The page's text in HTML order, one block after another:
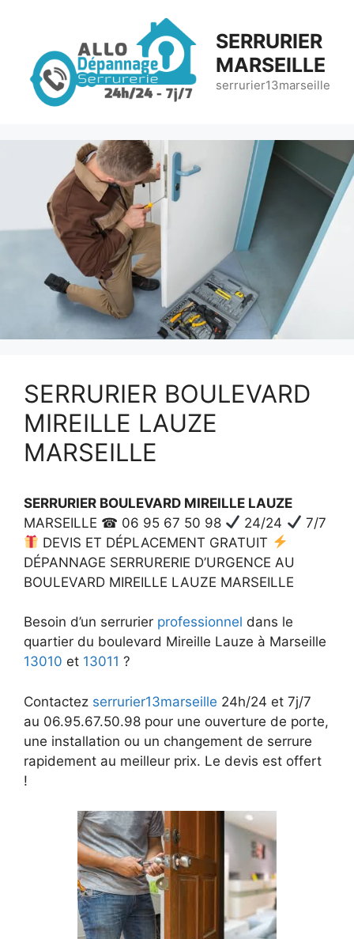
contenu
SERRURIER
MARSEILLE
serrurier13marseille
SERRURIER BOULEVARD
MIREILLE LAUZE
MARSEILLE
SERRURIER BOULEVARD MIREILLE LAUZE
MARSEILLE ☎ 06 95 67 50 98
24/24
7/7
DEVIS ET DÉPLACEMENT GRATUIT
DÉPANNAGE SERRURERIE D’URGENCE AU
BOULEVARD MIREILLE LAUZE MARSEILLE
Besoin d’un serrurier professionnel dans le
quartier du boulevard Mireille Lauze à Marseille
13010 et 13011 ?
Contactez serrurier13marseille 24h/24 et 7j/7
au 06.95.67.50.98 pour une ouverture de porte,
une installation ou un changement de serrure
rapidement au meilleur prix. Le devis est offert
!